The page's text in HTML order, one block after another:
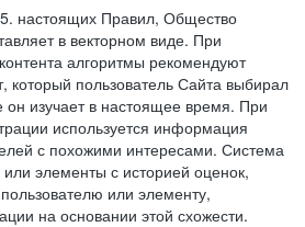
настоящих Правил, Общество
в векторном виде. При
алгоритмы рекомендуют
который пользователь Сайта выбирал
изучает в настоящее время. При
используется информация
с похожими интересами. Система
или элементы с историей оценок,
или элементу,
на основании этой схожести.